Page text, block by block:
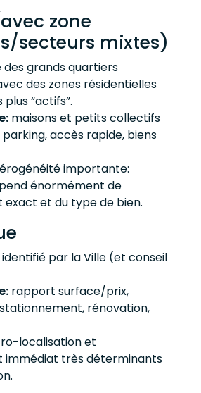
zone
secteurs mixtes)
des grands quartiers
des zones résidentielles
“actifs”.
maisons et petits collectifs
accès rapide, biens
importante:
énormément de
exact et du type de bien.
par la Ville (et conseil
rapport surface/prix,
rénovation,
localisation et
immédiat très déterminants